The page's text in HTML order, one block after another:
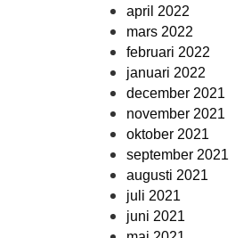
april 2022
mars 2022
februari 2022
januari 2022
december 2021
november 2021
oktober 2021
september 2021
augusti 2021
juli 2021
juni 2021